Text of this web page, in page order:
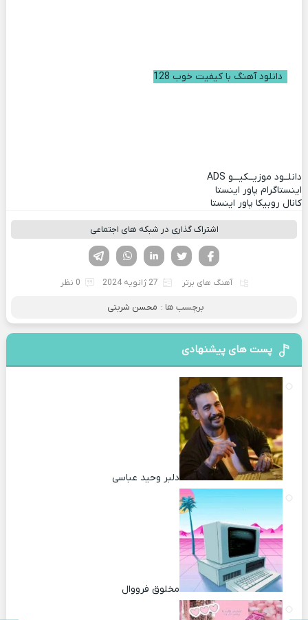
دانلود آهنگ با کیفیت خوب 128
دانلــود موزیــکیـــو ADS
اینستاگرام پاور اینستا
کانال روبیکا پاور اینستا
اشتراک گذاری در شبکه های اجتماعی
لینکدین تویتر
فیسوک
آهنگ های برتر 27 ژانویه 2024 0 نظر
برچسب ها : محسن شربتی
پست های پیشنهادی
دلبر وحید عباسی
مخلوق فرووال